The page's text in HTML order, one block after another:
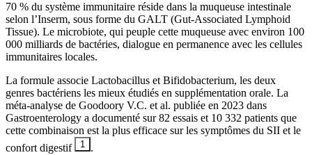
70 % du système immunitaire réside dans la muqueuse intestinale
selon l’Inserm, sous forme du GALT (Gut-Associated Lymphoid
Tissue). Le microbiote, qui peuple cette muqueuse avec environ 100
000 milliards de bactéries, dialogue en permanence avec les cellules
immunitaires locales.
La formule associe Lactobacillus et Bifidobacterium, les deux
genres bactériens les mieux étudiés en supplémentation orale. La
méta-analyse de Goodoory V.C. et al. publiée en 2023 dans
Gastroenterology a documenté sur 82 essais et 10 332 patients que
cette combinaison est la plus efficace sur les symptômes du SII et le
confort digestif
1 .